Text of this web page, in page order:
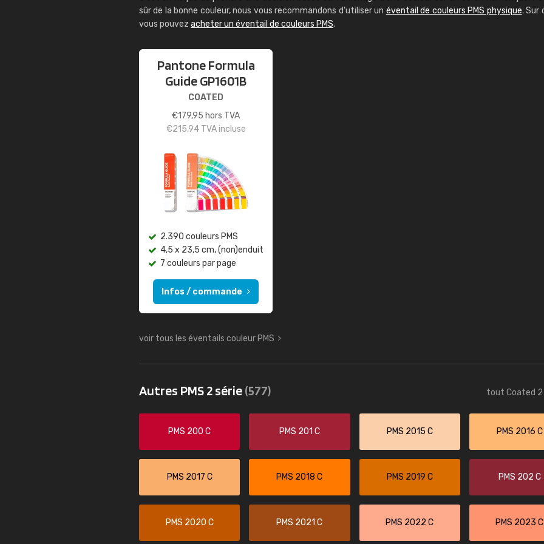
sûr de la bonne couleur, nous vous recommandons d'utiliser un éventail de couleurs PMS physique. Sur
vous pouvez acheter un éventail de couleurs PMS.
Pantone Formula
Guide GP1601B
COATED
€179,95 hors TVA
€215,94TVA incluse
2.390 couleurs PMS
4,5 x 23,5 cm, (non)enduit
7 couleurs par page
Infos / commande
voir tous les éventails couleur PMS
Autres PMS 2 série(577) tout Coated 2
PMS 200 C PMS 201 C PMS 2015 C PMS 2016 C
PMS 2017 C PMS 2018 C PMS 2019 C PMS 202 C
PMS 2020 C PMS 2021 C PMS 2022 C PMS 2023 C